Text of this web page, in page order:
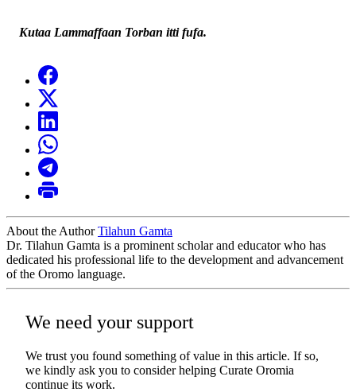
Kutaa Lammaffaan Torban itti fufa.
About the AuthorTilahun Gamta
Dr. Tilahun Gamta is a prominent scholar and educator who has
dedicated his professional life to the development and advancement
of the Oromo language.
We need your support
We trust you found something of value in this article. If so,
we kindly ask you to consider helping Curate Oromia
continue its work.